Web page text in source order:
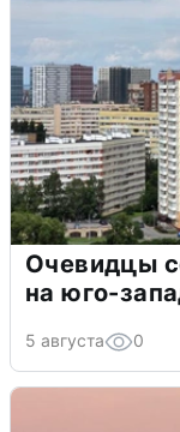
Очевидцы
на юго-
5 августа 0